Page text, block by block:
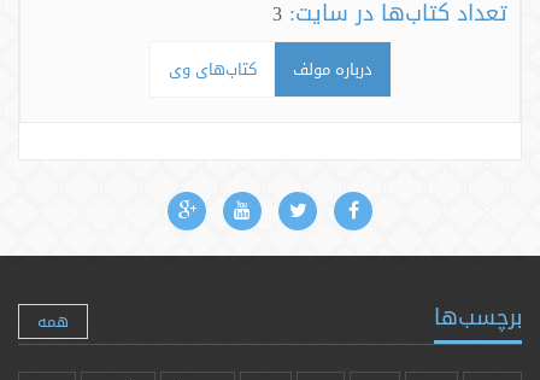
تعداد کتاب‌ها در سایت: 3
درباره مولف کتاب‌های وی
برچسب‌ها همه